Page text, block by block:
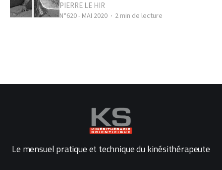
PIERRE LE HIR
N°620 - MAI 2020 2 min de lecture
Le mensuel pratique et technique du kinésithérapeute